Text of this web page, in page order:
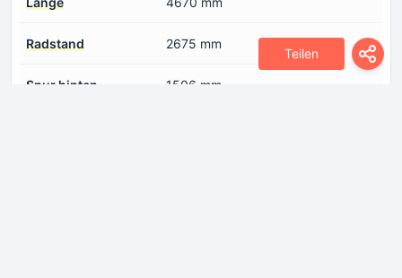
Teilen
Radstand 2675 mm
Spur hinten 1506 mm